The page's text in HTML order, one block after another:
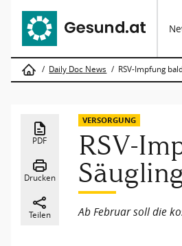
Daily Doc News RSV-Impfung
PDF
Drucken
Teilen
VERSORGUNG
RSV-
Ab Februar soll die